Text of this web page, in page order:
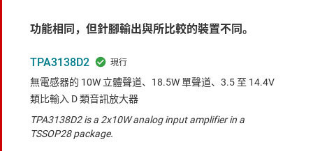
功能相同，但針腳輸出與所比較的裝置不同。
TPA3138D2
無電感器的 10W 立體聲道、18.5W 單聲道、3.5 至 14.4V
類比輸入 D 類音訊放大器
TPA3138D2 is a 2x10W analog input amplifier in a
TSSOP28 package.